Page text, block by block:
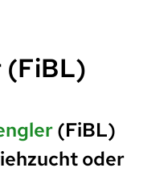
(FiBL)
(FiBL)
oder